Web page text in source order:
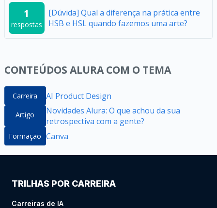
1
respostas
[Dúvida] Qual a diferença na prática entre
HSB e HSL quando fazemos uma arte?
CONTEÚDOS ALURA COM O TEMA
Carreira AI Product Design
Artigo
Novidades Alura: O que achou da sua
retrospectiva com a gente?
Formação Canva
TRILHAS POR CARREIRA
Carreiras de IA